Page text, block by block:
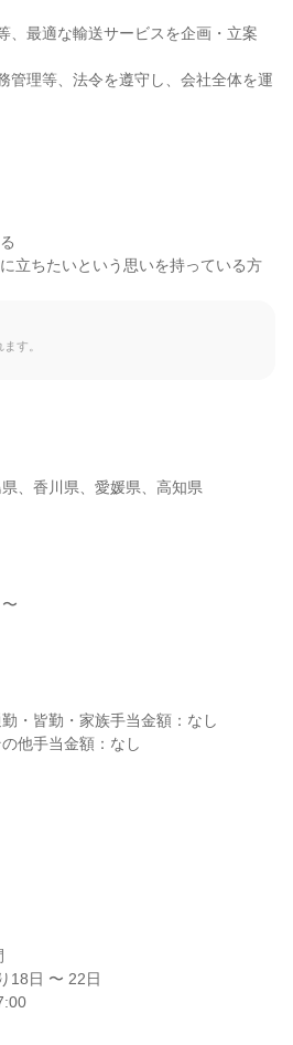
、最適な輸送サービスを企画・立案
管理等、法令を遵守し、会社全体を運
立ちたいという思いを持っている方
す。
、香川県、愛媛県、高知県
・皆勤・家族手当金額：なし
他手当金額：なし
18日 〜 22日